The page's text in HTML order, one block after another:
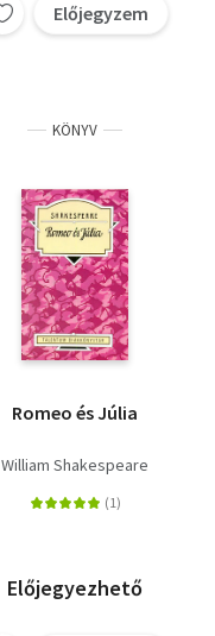
Előjegyzem
KÖNYV
Romeo és Júlia
William Shakespeare
Előjegyezhető